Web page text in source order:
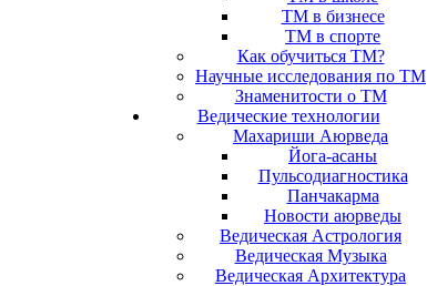
ТМ в бизнесе
ТМ в спорте
Как обучиться ТМ?
Научные исследования по ТМ
Знаменитости о ТМ
Ведические технологии
Махариши Аюрведа
Йога-асаны
Пульсодиагностика
Панчакарма
Новости аюрведы
Ведическая Астрология
Ведическая Музыка
Ведическая Архитектура